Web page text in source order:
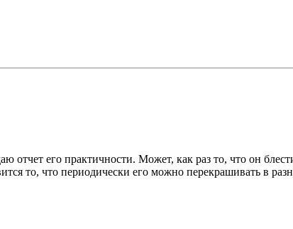
отчет его практичности. Может, как раз то, что он
то, что периодически его можно перекрашивать в